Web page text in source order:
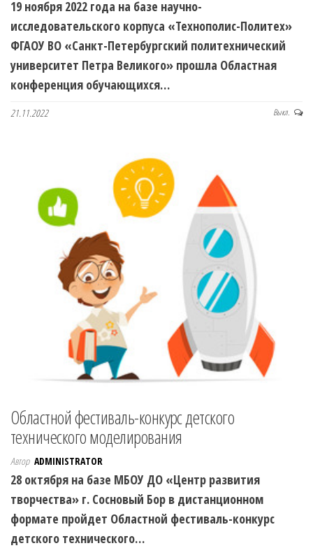
19 ноября 2022 года на базе научно-
исследовательского корпуса «Технополис-Политех»
ФГАОУ ВО «Санкт-Петербургский политехнический
университет Петра Великого» прошла Областная
конференция обучающихся…
21.11.2022 Выкл.
Областной фестиваль-конкурс детского
технического моделирования
Автор ADMINISTRATOR
28 октября на базе МБОУ ДО «Центр развития
творчества» г. Сосновый Бор в дистанционном
формате пройдет Областной фестиваль-конкурс
детского технического…